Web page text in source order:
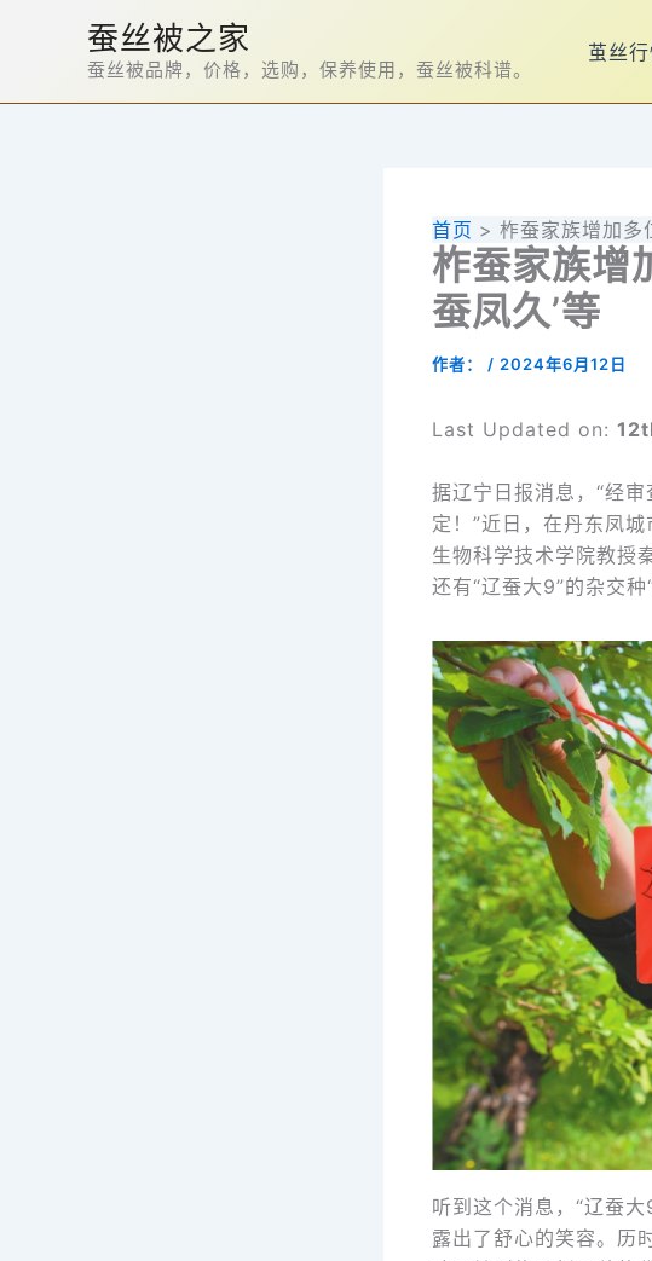
容
蚕丝被之家
蚕丝被品牌，价格，选购，保养使用，蚕丝被科谱。
茧丝
首页 柞蚕家族增加多
柞蚕家族增
蚕凤久’等
作者： / 2024年6月12日
Last Updated on:
据辽宁日报消息，“经审
定！”近日，在丹东凤
生物科学技术学院教授
还有“辽蚕大9”的杂交种
听到这个消息，“辽蚕
露出了舒心的笑容。历